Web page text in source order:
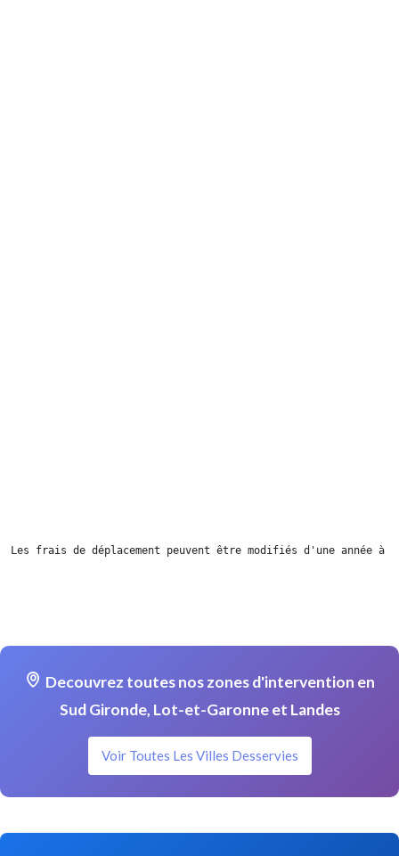
Les frais de déplacement peuvent être modifiés d'une année à
Decouvrez toutes nos zones d'intervention en
Sud Gironde, Lot-et-Garonne et Landes
Voir Toutes Les Villes Desservies